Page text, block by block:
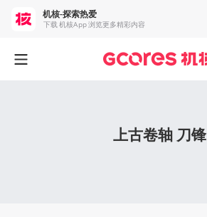
上古卷轴 刀锋
机核-探索热爱
下载 机核App 浏览更多精彩内容